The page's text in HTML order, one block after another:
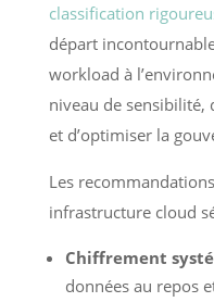
classification
départ
workload à
niveau de sensibilité,
et d’optimiser la
Les
infrastructure cloud
Chiffrement
données au repos